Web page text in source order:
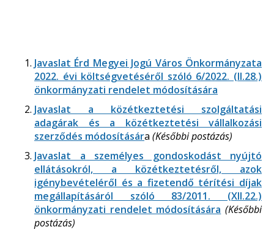
Javaslat Érd Megyei Jogú Város Önkormányzata
2022. évi költségvetéséről szóló 6/2022. (II.28.)
önkormányzati rendelet módosítására
Javaslat a közétkeztetési szolgáltatási
adagárak és a közétkeztetési vállalkozási
szerződés módosítására (Későbbi postázás)
Javaslat a személyes gondoskodást nyújtó
ellátásokról, a közétkeztetésről, azok
igénybevételéről és a fizetendő térítési díjak
megállapításáról szóló 83/2011. (XII.22.)
önkormányzati rendelet módosítására (Későbbi
postázás)